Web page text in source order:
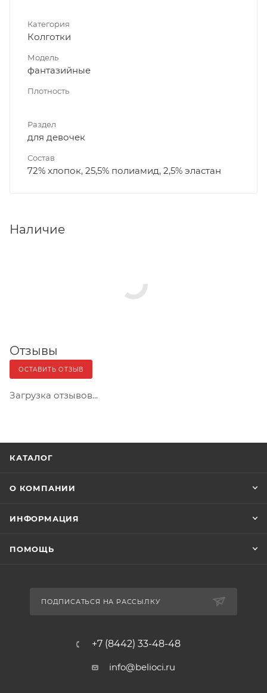
Категория
Колготки
Модель
фантазийные
Плотность
Раздел
для девочек
Состав
72% хлопок, 25,5% полиамид, 2,5% эластан
Наличие
Отзывы
ОСТАВИТЬ ОТЗЫВ
Загрузка отзывов...
КАТАЛОГ
О КОМПАНИИ
ИНФОРМАЦИЯ
ПОМОЩЬ
ПОДПИСАТЬСЯ НА РАССЫЛКУ
+7 (8442) 33-48-48
info@belioci.ru